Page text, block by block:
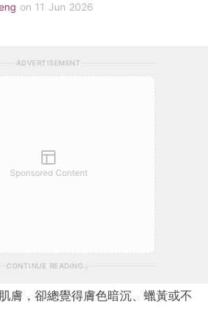
on 11 Jun 2026
ADVERTISEMENT
Sponsored Content
CONTINUE READING
膚，卻總覺得膚色暗沉、蠟黃或不